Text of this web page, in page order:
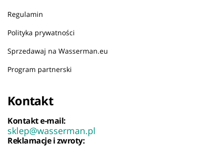
Regulamin
Polityka prywatności
Sprzedawaj na Wasserman.eu
Program partnerski
Kontakt
Kontakt e-mail:
sklep@wasserman.pl
Reklamacje i zwroty: